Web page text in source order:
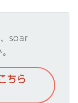
soar
ちら